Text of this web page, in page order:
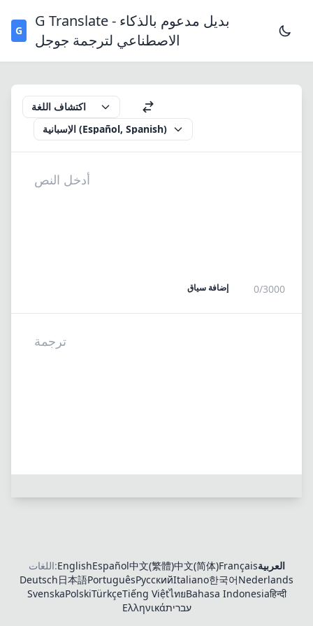
G
G Translate - بديل مدعوم بالذكاء
الاصطناعي لترجمة جوجل
اكتشاف اللغة
الإسبانية (Español, Spanish)
إضافة سياق 0/3000
اللغات:EnglishEspañol中文(繁體)中文(简体)Françaisالعربية
Deutsch日本語PortuguêsРусскийItaliano한국어Nederlands
SvenskaPolskiTürkçeTiếng ViệtไทยBahasa Indonesiaहिन्दी
Ελληνικάעברית